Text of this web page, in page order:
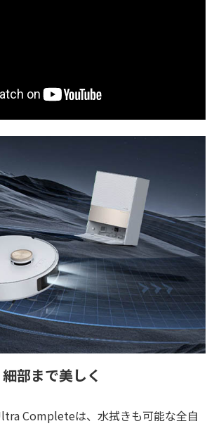
部まで美しく
Completeは、水拭きも可能な全自